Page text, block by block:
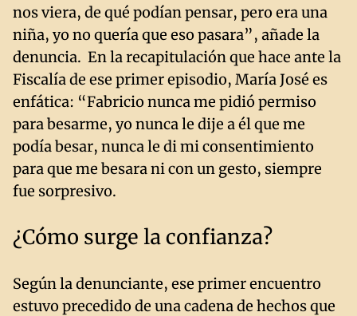
nos viera, de qué podían pensar, pero era una
niña, yo no quería que eso pasara”, añade la
denuncia. En la recapitulación que hace ante la
Fiscalía de ese primer episodio, María José es
enfática: “Fabricio nunca me pidió permiso
para besarme, yo nunca le dije a él que me
podía besar, nunca le di mi consentimiento
para que me besara ni con un gesto, siempre
fue sorpresivo.
¿Cómo surge la confianza?
Según la denunciante, ese primer encuentro
estuvo precedido de una cadena de hechos que